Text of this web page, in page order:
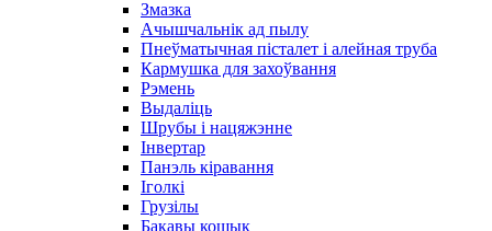
Змазка
Ачышчальнік ад пылу
Пнеўматычная пісталет і алейная труба
Кармушка для захоўвання
Рэмень
Выдаліць
Шрубы і нацяжэнне
Інвертар
Панэль кіравання
Іголкі
Грузілы
Бакавы кошык